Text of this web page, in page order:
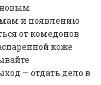
новым
и появлению
от комедонов
коже
— отдать дело в